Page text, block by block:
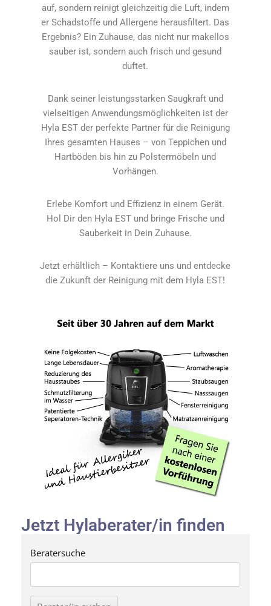
auf, sondern reinigt gleichzeitig die Luft, indem
er Schadstoffe und Allergene herausfiltert. Das
Ergebnis? Ein Zuhause, das nicht nur makellos
sauber ist, sondern auch frisch und gesund
duftet.
Dank seiner leistungsstarken Saugkraft und
vielseitigen Anwendungsmöglichkeiten ist der
Hyla EST der perfekte Partner für die Reinigung
Ihres gesamten Hauses – von Teppichen und
Hartböden bis hin zu Polstermöbeln und
Vorhängen.
Erlebe Komfort und Effizienz in einem Gerät.
Hol Dir den Hyla EST und bringe Frische und
Sauberkeit in Dein Zuhause.
Jetzt erhältlich – Kontaktiere uns und entdecke
die Zukunft der Reinigung mit dem Hyla EST!
Jetzt Hylaberater/in finden
Beratersuche